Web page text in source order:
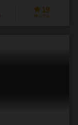
19
持ってる